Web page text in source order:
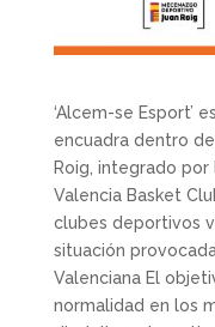
‘Alcem-se Esport’
encuadra dentro
Roig, integrado
Valencia Basket
clubes deportivos
situación
Valenciana El
normalidad en los